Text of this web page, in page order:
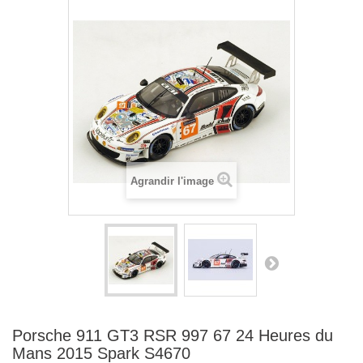
Agrandir l'image
Porsche 911 GT3 RSR 997 67 24 Heures du
Mans 2015 Spark S4670